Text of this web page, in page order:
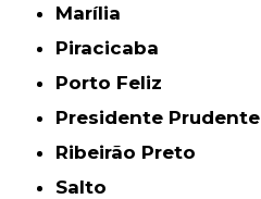
Marília
Piracicaba
Porto Feliz
Presidente Prudente
Ribeirão Preto
Salto